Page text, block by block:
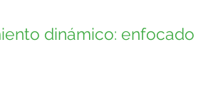
dinámico: enfocado